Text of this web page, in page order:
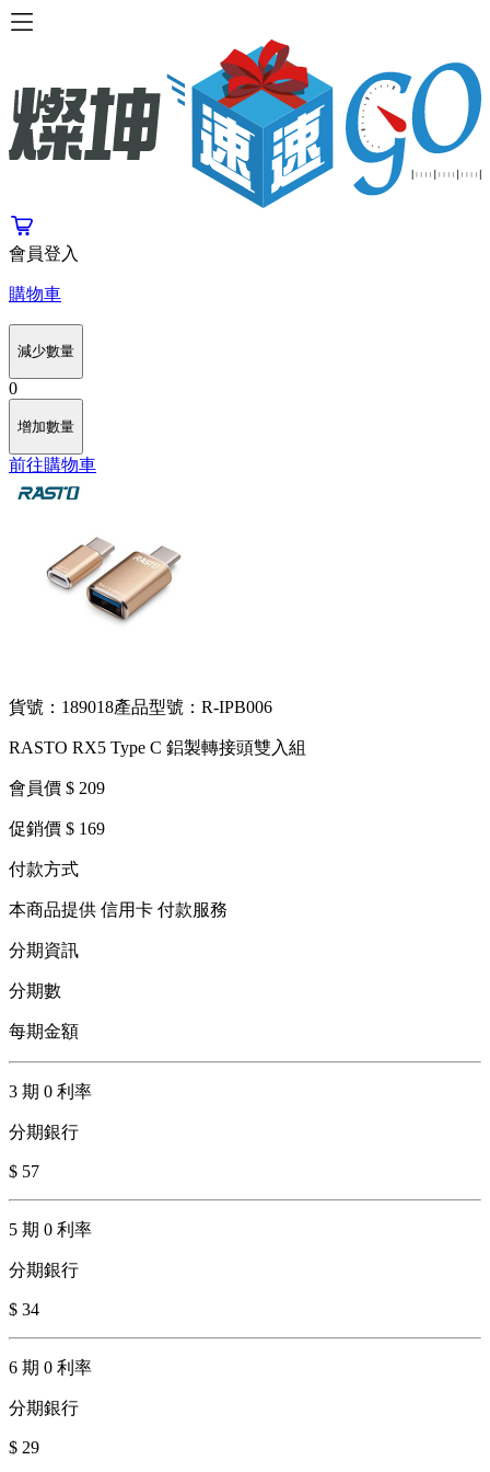
會員登入
購物車
減少數量
0
增加數量
前往購物車
貨號：189018產品型號：R-IPB006
RASTO RX5 Type C 鋁製轉接頭雙入組
會員價 $ 209
促銷價 $ 169
付款方式
本商品提供 信用卡 付款服務
分期資訊
分期數
每期金額
3 期 0 利率
分期銀行
$ 57
5 期 0 利率
分期銀行
$ 34
6 期 0 利率
分期銀行
$ 29